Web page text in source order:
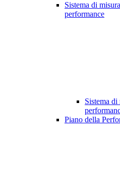
Sistema di
performance
Sistema
Piano della